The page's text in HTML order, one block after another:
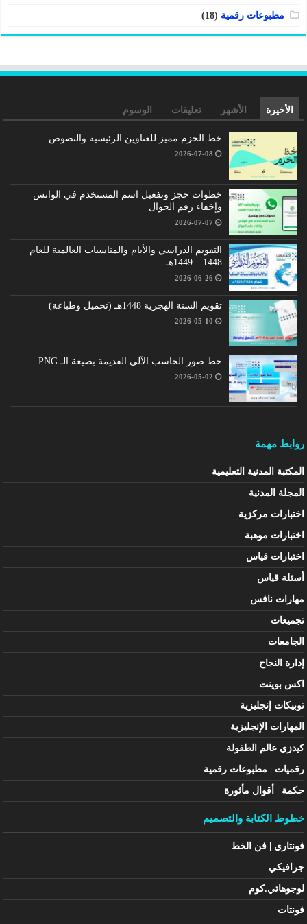
مطبوعات رقمية (18)
الأخيرة الأشهر تعليقات الوسوم
خط الحزم مميز للعناوين الرئيسية والنصوص
2026-07-08
خطوات حجز وتفعيل اسم المستخدم في الواتس
وإخفاء رقم الجوال
2026-07-07
التقويم الدراسي والأيام والمناسبات العالمية للعام
1448 – 1449هـ
2026-06-26
تقويم السنة الهجرية 1448هـ (تحميل وطباعة)
2026-05-10
خط صور الحاسب الآلي القديمة بصيغة الـ PNG
2026-05-02
روابط مهمة
المكتبة المدنية التعليمية
المجلة المدنية
اختبارات مركزية
اختبارات موهبة
اختبارات قياس
أسئلة قياس
مهارات نافس
تجميعات
الجامعات
إدارة النجاح
اكس بوينت
توبيكات إنجليزية
المهارات الإنجليزية
كيدزي عالم الطفولة
رقميات | مطبوعات رقمية
حكمة | أقوال مأثورة
خطوط الكتابة والتصميم
فونتاري | فن الخط
جرافيكي
لوجوهاتي.كوم
فونتات